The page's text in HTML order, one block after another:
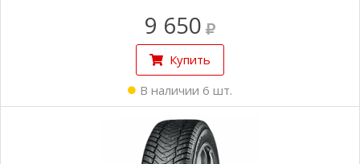
9 650
Купить
В наличии 6 шт.